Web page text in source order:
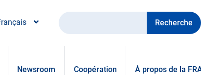
Recherche
Newsroom Coopération À propos de la